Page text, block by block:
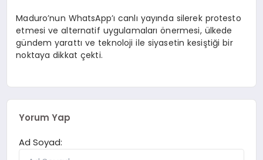
Maduro’nun WhatsApp’ı canlı yayında silerek protesto
etmesi ve alternatif uygulamaları önermesi, ülkede
gündem yarattı ve teknoloji ile siyasetin kesiştiği bir
noktaya dikkat çekti.
Yorum Yap
Ad Soyad: